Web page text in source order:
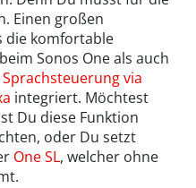
Einen großen
die komfortable
Sonos One als auch
Sprachsteuerung via
integriert. Möchtest
Du diese Funktion
oder Du setzt
One SL, welcher ohne